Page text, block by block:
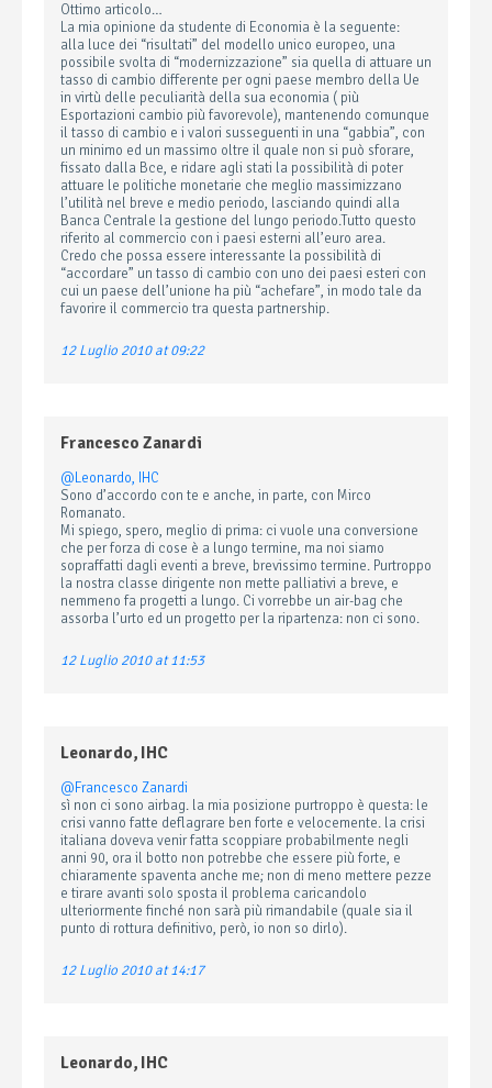
Ottimo articolo…
La mia opinione da studente di Economia è la seguente:
alla luce dei “risultati” del modello unico europeo, una
possibile svolta di “modernizzazione” sia quella di attuare un
tasso di cambio differente per ogni paese membro della Ue
in virtù delle peculiarità della sua economia ( più
Esportazioni cambio più favorevole), mantenendo comunque
il tasso di cambio e i valori susseguenti in una “gabbia”, con
un minimo ed un massimo oltre il quale non si può sforare,
fissato dalla Bce, e ridare agli stati la possibilità di poter
attuare le politiche monetarie che meglio massimizzano
l’utilità nel breve e medio periodo, lasciando quindi alla
Banca Centrale la gestione del lungo periodo.Tutto questo
riferito al commercio con i paesi esterni all’euro area.
Credo che possa essere interessante la possibilità di
“accordare” un tasso di cambio con uno dei paesi esteri con
cui un paese dell’unione ha più “achefare”, in modo tale da
favorire il commercio tra questa partnership.
12 Luglio 2010 at 09:22
Francesco Zanardi
@Leonardo, IHC
Sono d’accordo con te e anche, in parte, con Mirco
Romanato.
Mi spiego, spero, meglio di prima: ci vuole una conversione
che per forza di cose è a lungo termine, ma noi siamo
sopraffatti dagli eventi a breve, brevissimo termine. Purtroppo
la nostra classe dirigente non mette palliativi a breve, e
nemmeno fa progetti a lungo. Ci vorrebbe un air-bag che
assorba l’urto ed un progetto per la ripartenza: non ci sono.
12 Luglio 2010 at 11:53
Leonardo, IHC
@Francesco Zanardi
sì non ci sono airbag. la mia posizione purtroppo è questa: le
crisi vanno fatte deflagrare ben forte e velocemente. la crisi
italiana doveva venir fatta scoppiare probabilmente negli
anni 90, ora il botto non potrebbe che essere più forte, e
chiaramente spaventa anche me; non di meno mettere pezze
e tirare avanti solo sposta il problema caricandolo
ulteriormente finché non sarà più rimandabile (quale sia il
punto di rottura definitivo, però, io non so dirlo).
12 Luglio 2010 at 14:17
Leonardo, IHC